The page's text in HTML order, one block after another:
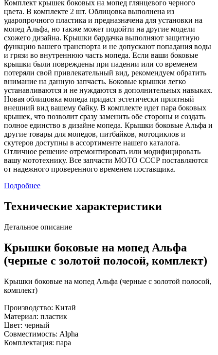
Комплект крышек боковых на мопед глянцевого черного
цвета. В комплекте 2 шт. Облицовка выполнена из
ударопрочного пластика и предназначена для установки на
мопед Альфа, но также может подойти на другие модели
схожего дизайна. Крышки бардачка выполняют защитную
функцию вашего транспорта и не допускают попадания воды
и грязи во внутреннюю часть мопеда. Если ваши боковые
крышки были повреждены при падении или со временем
потеряли свой привлекательный вид, рекомендуем обратить
внимание на данную запчасть. Боковые крышки легко
устанавливаются и не нуждаются в дополнительных навыках.
Новая облицовка мопеда придаст эстетически приятный
внешний вид вашему байку. В комплекте идет пара боковых
крышек, что позволит сразу заменить обе стороны и создать
полное единство в дизайне мопеда. Крышки боковые Альфа и
другие товары для мопедов, питбайков, мотоциклов и
скутеров доступны в ассортименте нашего каталога.
Отличное решение отремонтировать или модифицировать
вашу мототехнику. Все запчасти МОТО СССР поставляются
от надежного проверенного временем поставщика.
Подробнее
Технические характеристики
Детальное описание
Крышки боковые на мопед Альфа
(черные с золотой полосой, комплект)
Крышки боковые на мопед Альфа (черные с золотой полосой,
комплект)
Производство: Китай
Материал: пластик
Цвет: черный
Совместимость: Alpha
Комплектация: пара